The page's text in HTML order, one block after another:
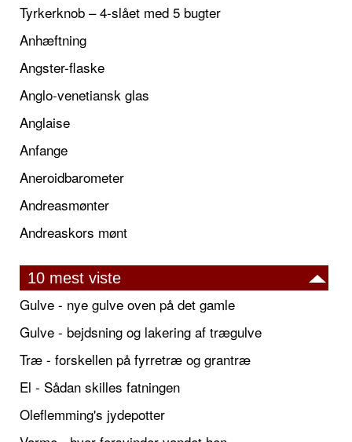
Tyrkerknob – 4-slået med 5 bugter
Anhæftning
Angster-flaske
Anglo-venetiansk glas
Anglaise
Anfange
Aneroidbarometer
Andreasmønter
Andreaskors mønt
10 mest viste
Gulve - nye gulve oven på det gamle
Gulve - bejdsning og lakering af trægulve
Træ - forskellen på fyrretræ og grantræ
El - Sådan skilles fatningen
Oleflemming's jydepotter